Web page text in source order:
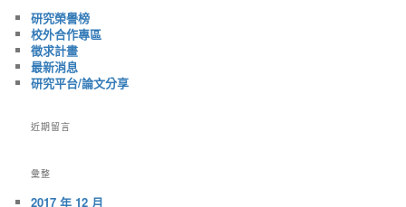
覽
研究榮譽榜
校外合作專區
徵求計畫
最新消息
研究平台/論文分享
近期留言
彙整
2017 年 12 月